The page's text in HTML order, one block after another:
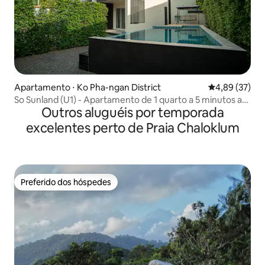
Apartamento ⋅ Ko Pha-ngan District 4,89 de uma
4,89 (37)
So Sunland (U1) - Apartamento de 1 quarto a 5 minutos a
pé da Praia de Malibu
Outros aluguéis por temporada
excelentes perto de Praia Chaloklum
Preferido dos hóspedes
Preferido dos hóspedes